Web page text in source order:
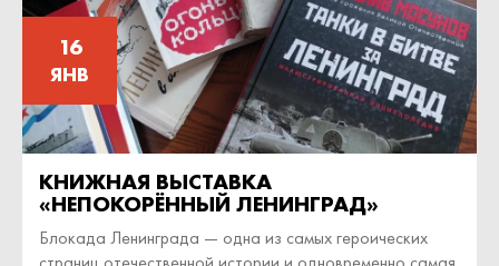
16
ЯНВ
КНИЖНАЯ ВЫСТАВКА
«НЕПОКОРЁННЫЙ ЛЕНИНГРАД»
Блокада Ленинграда ― одна из самых героических